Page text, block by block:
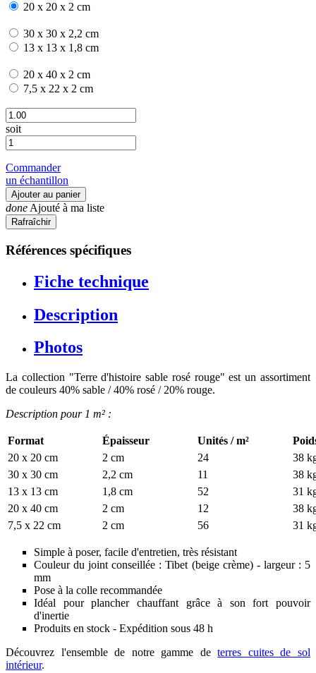
20 x 20 x 2 cm
30 x 30 x 2,2 cm
13 x 13 x 1,8 cm
20 x 40 x 2 cm
7,5 x 22 x 2 cm
soit
Commander
un échantillon
Ajouter au panier
done Ajouté à ma liste
Références spécifiques
Fiche technique
Description
Photos
La collection "Terre d'histoire sable rosé rouge" est un assortiment
de couleurs 40% sable / 40% rosé / 20% rouge.
Description pour 1 m² :
Format Épaisseur Unités / m²
20 x 20 cm
2 cm 24
38
30 x 30 cm
2,2 cm 11
38
13 x 13 cm
1,8 cm 52
31
20 x 40 cm
2 cm 12
38
7,5 x 22 cm
2 cm 56 31
Simple à poser, facile d'entretien, très résistant
Couleur du joint conseillée : Tibet (beige crème) - largeur : 5
mm
Pose à la colle recommandée
Idéal pour plancher chauffant grâce à son fort pouvoir
d'inertie
Produits en stock - Expédition sous 48 h
Découvrez l'ensemble de notre gamme deterres cuites de sol
intérieur.